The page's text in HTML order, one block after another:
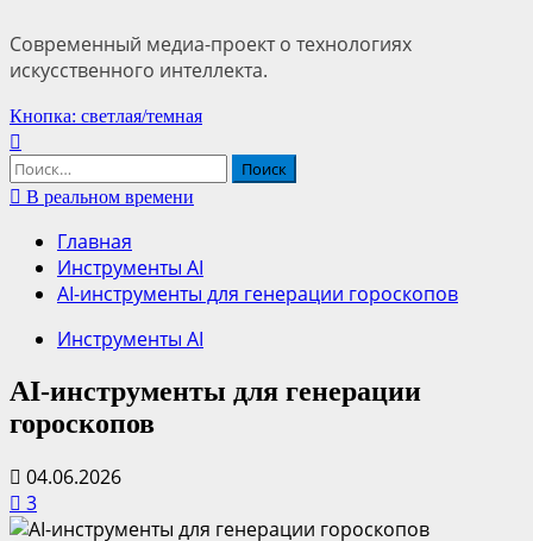
Современный медиа-проект о технологиях
искусственного интеллекта.
Основное
меню
Кнопка: светлая/темная
Найти:
В реальном времени
Главная
Инструменты AI
AI-инструменты для генерации гороскопов
Инструменты AI
AI-инструменты для генерации
гороскопов
04.06.2026
3